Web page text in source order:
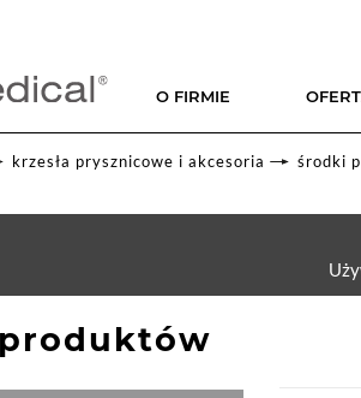
O FIRMIE
krzesła prysznicowe i akcesoria środki